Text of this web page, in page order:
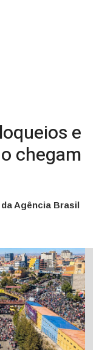
e
chegam
Agência Brasil